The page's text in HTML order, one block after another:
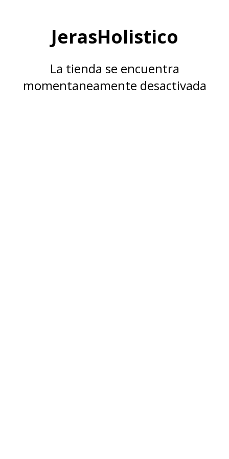
JerasHolistico
La tienda se encuentra
momentaneamente desactivada